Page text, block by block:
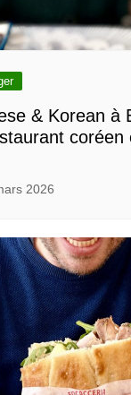
& Korean à
coréen
2026